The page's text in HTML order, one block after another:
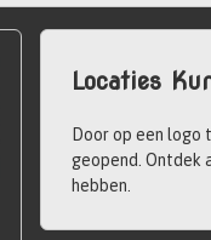
Locaties
Door op een
geopend. Ontdek
hebben.